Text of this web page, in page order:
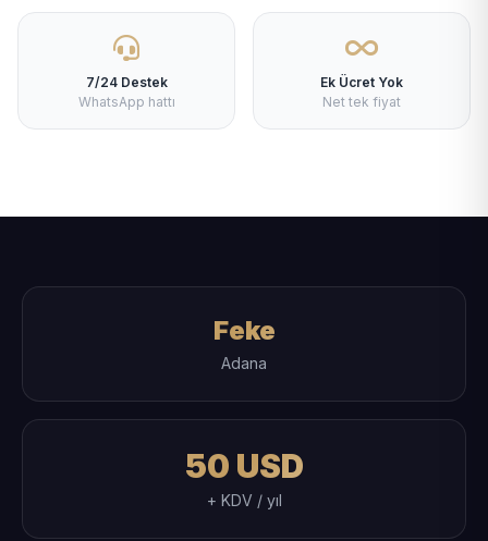
7/24 Destek
WhatsApp hattı
Ek Ücret Yok
Net tek fiyat
Feke
Adana
50 USD
+ KDV / yıl